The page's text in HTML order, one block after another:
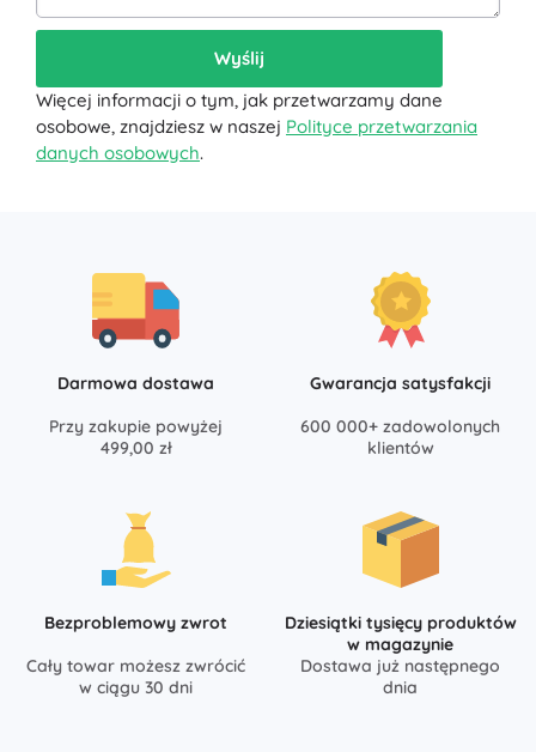
Wyślij
Więcej informacji o tym, jak przetwarzamy dane
osobowe, znajdziesz w naszej Polityce przetwarzania
danych osobowych.
Darmowa dostawa
Przy zakupie powyżej
499,00 zł
Gwarancja satysfakcji
600 000+ zadowolonych
klientów
Bezproblemowy zwrot
Cały towar możesz zwrócić
w ciągu 30 dni
Dziesiątki tysięcy produktów
w magazynie
Dostawa już następnego
dnia